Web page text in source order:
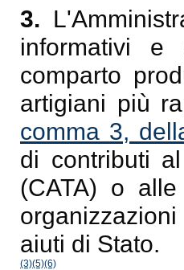
3.
informativi e
comparto
artigiani più
comma 3,
di contributi
(CATA) o
aiuti di Stato.
(3)(5)(6)